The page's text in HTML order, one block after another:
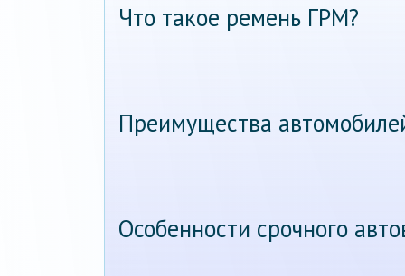
Что такое ремень ГРМ?
Преимущества
Особенности срочного